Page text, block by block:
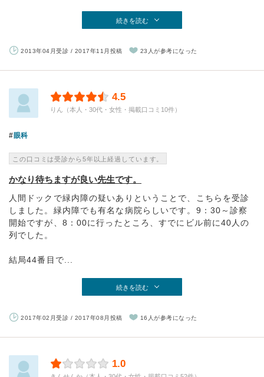
続きを読む
2013年04月受診 / 2017年11月投稿 23人が参考になった
4.5
りん（本人・30代・女性・掲載口コミ10件）
眼科
この口コミは受診から5年以上経過しています。
かなり待ちますが良い先生です。
人間ドックで緑内障の疑いありということで、こちらを受診
しました。緑内障でも有名な病院らしいです。9：30～診察
開始ですが、8：00に行ったところ、すでにビル前に40人の
列でした。
結局44番目で...
続きを読む
2017年02月受診 / 2017年08月投稿 16人が参考になった
1.0